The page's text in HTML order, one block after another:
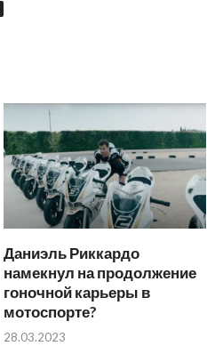
Даниэль Риккардо
намекнул на продолжение
гоночной карьеры в
мотоспорте?
28.03.2023